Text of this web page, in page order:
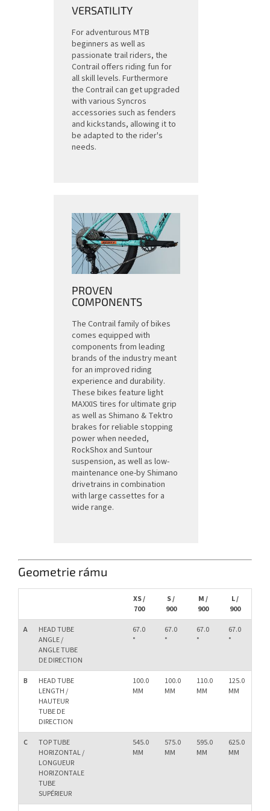
VERSATILITY
For adventurous MTB
beginners as well as
passionate trail riders, the
Contrail offers riding fun for
all skill levels. Furthermore
the Contrail can get upgraded
with various Syncros
accessories such as fenders
and kickstands, allowing it to
be adapted to the rider's
needs.
PROVEN
COMPONENTS
The Contrail family of bikes
comes equipped with
components from leading
brands of the industry meant
for an improved riding
experience and durability.
These bikes feature light
MAXXIS tires for ultimate grip
as well as Shimano & Tektro
brakes for reliable stopping
power when needed,
RockShox and Suntour
suspension, as well as low-
maintenance one-by Shimano
drivetrains in combination
with large cassettes for a
wide range.
Geometrie rámu
XS /
700
S /
900
M /
900
L /
900
A
HEAD TUBE
ANGLE /
ANGLE TUBE
DE DIRECTION
67.0
°
67.0
°
67.0
°
67.0
°
B
HEAD TUBE
LENGTH /
HAUTEUR
TUBE DE
DIRECTION
100.0
MM
100.0
MM
110.0
MM
125.0
MM
C
TOP TUBE
HORIZONTAL /
LONGUEUR
HORIZONTALE
TUBE
SUPÉRIEUR
545.0
MM
575.0
MM
595.0
MM
625.0
MM